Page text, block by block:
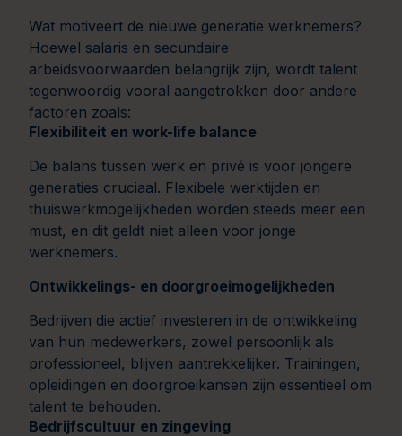
Wat motiveert de nieuwe generatie werknemers?
Hoewel salaris en secundaire
arbeidsvoorwaarden belangrijk zijn, wordt talent
tegenwoordig vooral aangetrokken door andere
factoren zoals:
Flexibiliteit en work-life balance
De balans tussen werk en privé is voor jongere
generaties cruciaal. Flexibele werktijden en
thuiswerkmogelijkheden worden steeds meer een
must, en dit geldt niet alleen voor jonge
werknemers.
Ontwikkelings- en doorgroeimogelijkheden
Bedrijven die actief investeren in de ontwikkeling
van hun medewerkers, zowel persoonlijk als
professioneel, blijven aantrekkelijker. Trainingen,
opleidingen en doorgroeikansen zijn essentieel om
talent te behouden.
Bedrijfscultuur en zingeving